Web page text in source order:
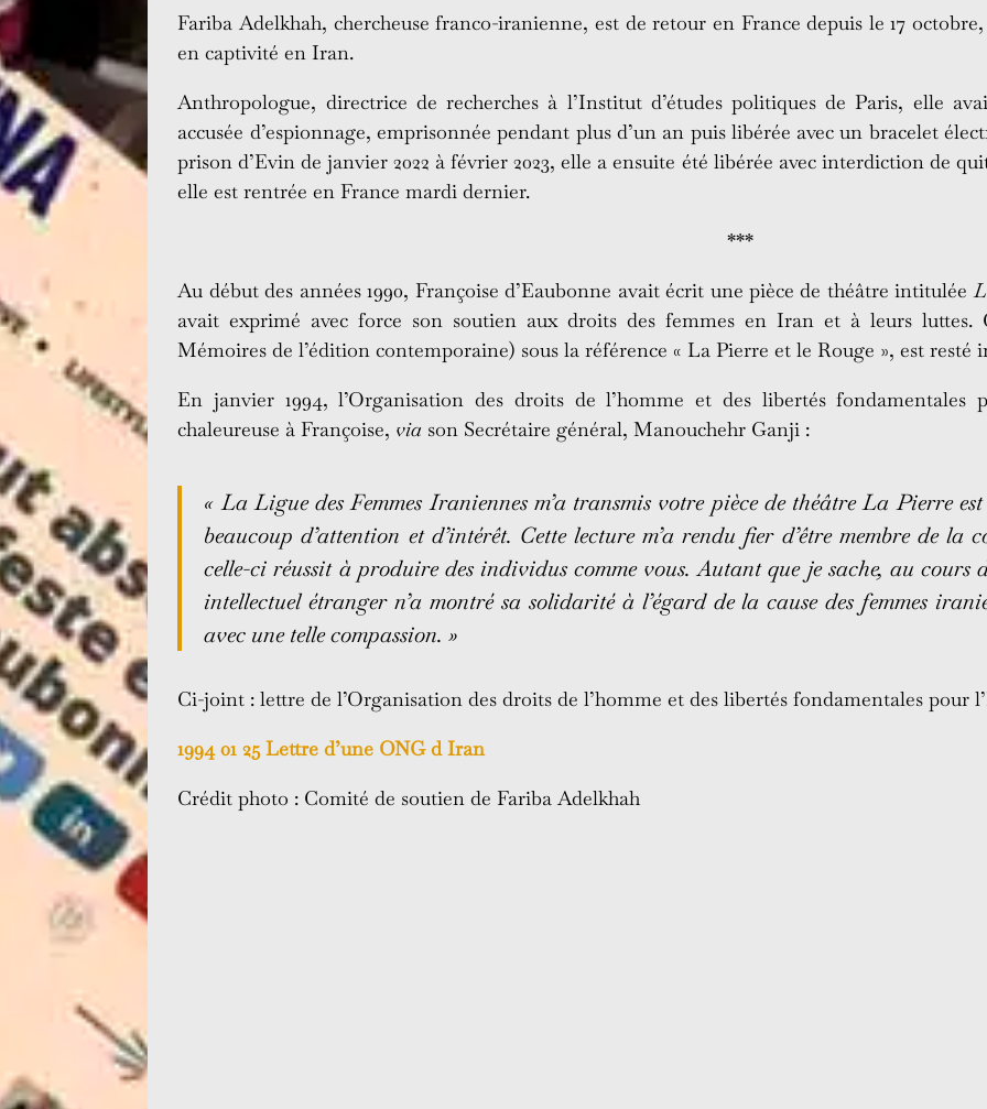
Fariba Adelkhah, chercheuse franco-iranienne, est de retour en France depuis le 17
en captivité en Iran.
Anthropologue, directrice de recherches à l’Institut d’études politiques de Paris, elle
accusée d’espionnage, emprisonnée pendant plus d’un an puis libérée avec un bracelet
prison d’Evin de janvier 2022 à février 2023, elle a ensuite été libérée avec interdiction de
elle est rentrée en France mardi dernier.
***
Au début des années 1990, Françoise d’Eaubonne avait écrit une pièce de théâtre intitulée
avait exprimé avec force son soutien aux droits des femmes en Iran et à leurs luttes.
Mémoires de l’édition contemporaine) sous la référence « La Pierre et le Rouge », est resté
En janvier 1994, l’Organisation des droits de l’homme et des libertés fondamentales
chaleureuse à Françoise, via son Secrétaire général, Manouchehr Ganji :
« La Ligue des Femmes Iraniennes m’a transmis votre pièce de théâtreLa Pierre
beaucoup d’attention et d’intérêt. Cette lecture m’a rendu fier d’être membre de la
celle-ci réussit à produire des individus comme vous. Autant que je sache, au cours
intellectuel étranger n’a montré sa solidarité à l’égard de la cause des femmes
avec une telle compassion. »
Ci-joint : lettre de l’Organisation des droits de l’homme et des libertés fondamentales pour
1994 01 25 Lettre d’une ONG d Iran
Crédit photo : Comité de soutien de Fariba Adelkhah